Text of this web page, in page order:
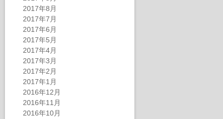
2017年8月
2017年7月
2017年6月
2017年5月
2017年4月
2017年3月
2017年2月
2017年1月
2016年12月
2016年11月
2016年10月